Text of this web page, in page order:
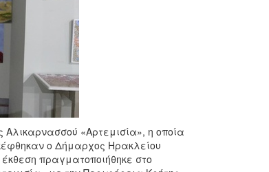
Αλικαρνασσού «Αρτεμισία», η οποία
ο Δήμαρχος Ηρακλείου
πραγματοποιήθηκε στο